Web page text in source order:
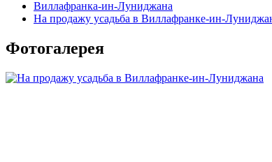
Виллафранка-ин-Луниджана
На продажу усадьба в Виллафранке-ин-
Фотогалерея